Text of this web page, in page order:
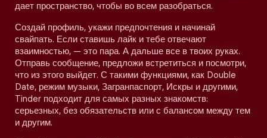
дает пространство, чтобы во всем разобраться.
Создай профиль, укажи предпочтения и начинай
свайпать. Если ставишь лайк и тебе отвечают
взаимностью, — это пара. А дальше все в твоих руках.
Отправь сообщение, предложи встретиться и посмотри,
что из этого выйдет. С такими функциями, как Double
Date, режим музыки, Загранпаспорт, Искры и другими,
Tinder подходит для самых разных знакомств:
серьезных, без обязательств или с балансом между тем
и другим.